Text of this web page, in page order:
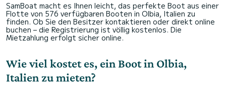
SamBoat macht es Ihnen leicht, das perfekte Boot aus einer
Flotte von 576 verfügbaren Booten in Olbia, Italien zu
finden. Ob Sie den Besitzer kontaktieren oder direkt online
buchen – die Registrierung ist völlig kostenlos. Die
Mietzahlung erfolgt sicher online.
Wie viel kostet es, ein Boot in Olbia,
Italien zu mieten?